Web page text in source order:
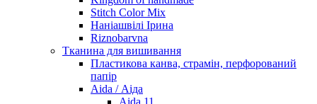
Stitch Color Mix
Наніашвілі Ірина
Riznobarvna
Тканина для вишивання
Пластикова канва, страмін, перфорований
папір
Aida / Аіда
Aida 11